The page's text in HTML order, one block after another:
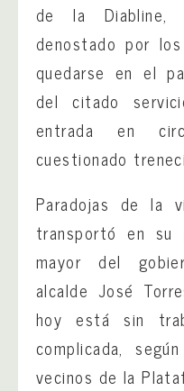
de la Diabline,
denostado por
quedarse en el
del citado
entrada en
cuestionado
Paradojas de la
transportó en su
mayor del
alcalde José
hoy está sin
complicada,
vecinos de la